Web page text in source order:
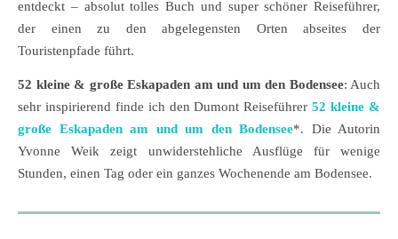
entdeckt – absolut tolles Buch und super schöner Reiseführer,
der einen zu den abgelegensten Orten abseites der
Touristenpfade führt.
52 kleine & große Eskapaden am und um den Bodensee: Auch
sehr inspirierend finde ich den Dumont Reiseführer52 kleine &
große Eskapaden am und um den Bodensee*. Die Autorin
Yvonne Weik zeigt unwiderstehliche Ausflüge für wenige
Stunden, einen Tag oder ein ganzes Wochenende am Bodensee.